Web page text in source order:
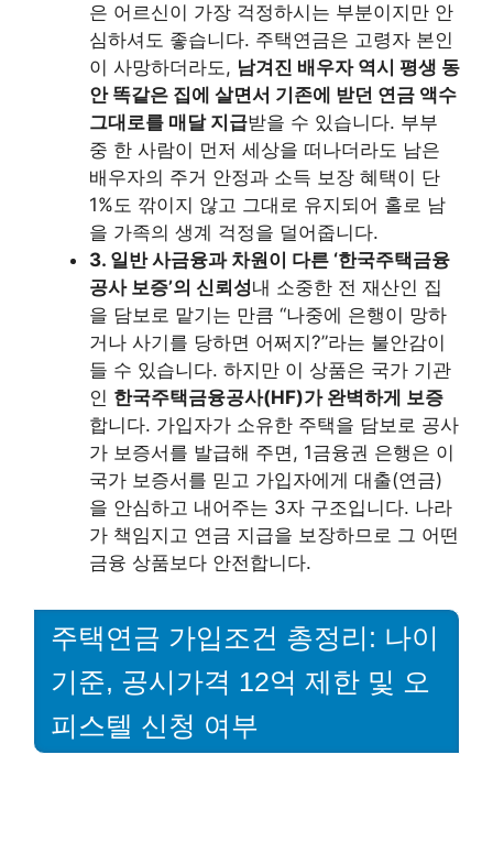
은 어르신이 가장 걱정하시는 부분이지만 안
심하셔도 좋습니다. 주택연금은 고령자 본인
이 사망하더라도, 남겨진 배우자 역시 평생 동
안 똑같은 집에 살면서 기존에 받던 연금 액수
그대로를 매달 지급받을 수 있습니다. 부부
중 한 사람이 먼저 세상을 떠나더라도 남은
배우자의 주거 안정과 소득 보장 혜택이 단
1%도 깎이지 않고 그대로 유지되어 홀로 남
을 가족의 생계 걱정을 덜어줍니다.
3. 일반 사금융과 차원이 다른 ‘한국주택금융
공사 보증’의 신뢰성내 소중한 전 재산인 집
을 담보로 맡기는 만큼 “나중에 은행이 망하
거나 사기를 당하면 어쩌지?”라는 불안감이
들 수 있습니다. 하지만 이 상품은 국가 기관
인 한국주택금융공사(HF)가 완벽하게 보증
합니다. 가입자가 소유한 주택을 담보로 공사
가 보증서를 발급해 주면, 1금융권 은행은 이
국가 보증서를 믿고 가입자에게 대출(연금)
을 안심하고 내어주는 3자 구조입니다. 나라
가 책임지고 연금 지급을 보장하므로 그 어떤
금융 상품보다 안전합니다.
주택연금 가입조건 총정리: 나이
기준, 공시가격 12억 제한 및 오
피스텔 신청 여부